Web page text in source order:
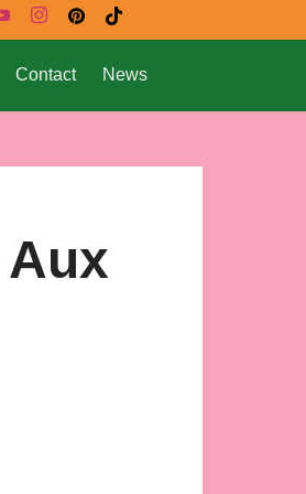
Contact News